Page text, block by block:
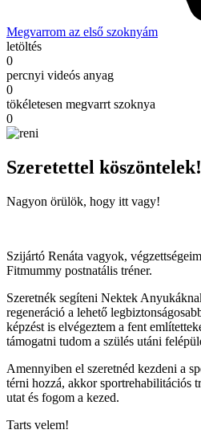
Megvarrom az első szoknyám
letöltés
0
percnyi videós anyag
0
tökéletesen megvarrt szoknya
0
Szeretettel köszöntelek!
Nagyon örülök, hogy itt vagy!
Szijártó Renáta vagyok,
Fitmummy postnatális tréner.
Szeretnék segíteni Nektek
regeneráció a lehető
képzést is elvégeztem a fent
támogatni tudom a szülés utáni
Amennyiben el szeretnéd kezdeni a
térni hozzá, akkor sportrehabilitációs
utat és fogom a kezed.
Tarts velem!